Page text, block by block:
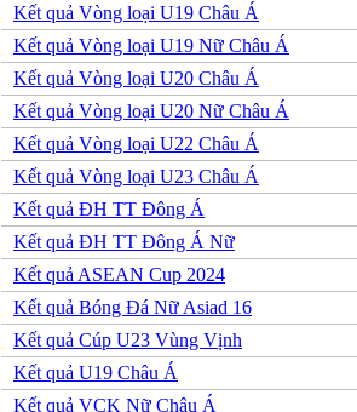
Kết quả Vòng loại U19 Châu Á
Kết quả Vòng loại U19 Nữ Châu Á
Kết quả Vòng loại U20 Châu Á
Kết quả Vòng loại U20 Nữ Châu Á
Kết quả Vòng loại U22 Châu Á
Kết quả Vòng loại U23 Châu Á
Kết quả ĐH TT Đông Á
Kết quả ĐH TT Đông Á Nữ
Kết quả ASEAN Cup 2024
Kết quả Bóng Đá Nữ Asiad 16
Kết quả Cúp U23 Vùng Vịnh
Kết quả U19 Châu Á
Kết quả VCK Nữ Châu Á